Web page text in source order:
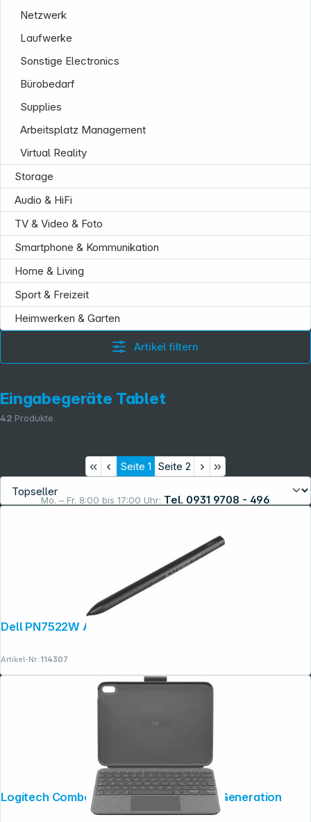
Mo. – Fr. 8:00 bis 17:00 Uhr: Tel. 0931 9708 - 496
Netzwerk
Laufwerke
Sonstige Electronics
Bürobedarf
Supplies
Arbeitsplatz Management
Virtual Reality
Storage
Audio & HiFi
TV & Video & Foto
Smartphone & Kommunikation
Home & Living
Sport & Freizeit
Heimwerken & Garten
Artikel filtern
Eingabegeräte Tablet
42 Produkte
Seite 1 Seite 2
Dell PN7522W Active Pen
Artikel-Nr.:114307
Logitech Combo Touch für iPad 10.9 10. Generation